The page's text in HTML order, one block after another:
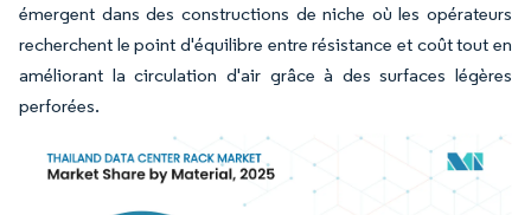
émergent dans des constructions de niche où les opérateurs
recherchent le point d'équilibre entre résistance et coût tout en
améliorant la circulation d'air grâce à des surfaces légères
perforées.